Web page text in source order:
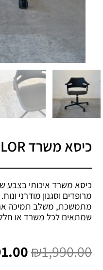
כיסא משרד LOR שחור
כיסא משרד איכותי בצבע
מרופדים וסגנון מודרני
מתמשכת, משלב תמיכה
שמתאים לכל משרד או
₪1,990.00 היה: